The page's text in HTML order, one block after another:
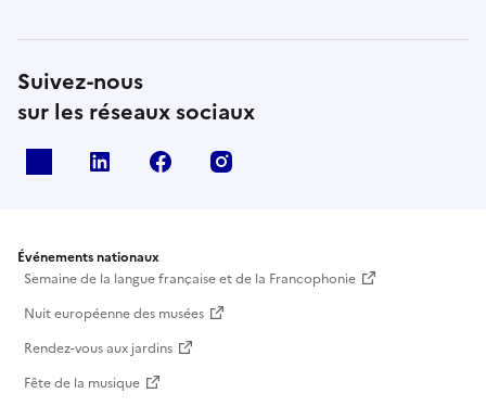
Suivez-nous
sur les réseaux sociaux
Linkedin Facebook
Événements nationaux
Semaine de la langue française et de la Francophonie
Nuit européenne des musées
Rendez-vous aux jardins
Fête de la musique